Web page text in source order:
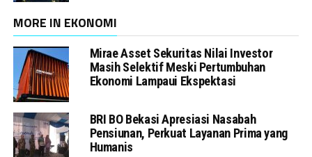
MORE IN EKONOMI
Mirae Asset Sekuritas Nilai Investor
Masih Selektif Meski Pertumbuhan
Ekonomi Lampaui Ekspektasi
BRI BO Bekasi Apresiasi Nasabah
Pensiunan, Perkuat Layanan Prima yang
Humanis